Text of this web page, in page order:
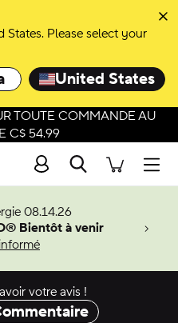
Please select your
United States
TOUTE COMMANDE AU
C$ 54.99
Recherche
08.14.26
Bientôt à venir
votre avis !